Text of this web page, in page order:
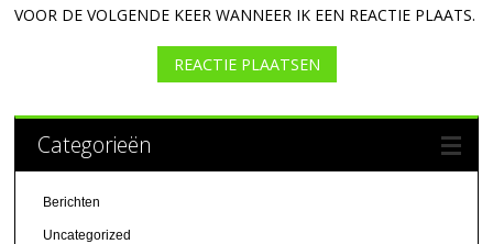
VOOR DE VOLGENDE KEER WANNEER IK EEN REACTIE PLAATS.
Categorieën
Berichten
Uncategorized